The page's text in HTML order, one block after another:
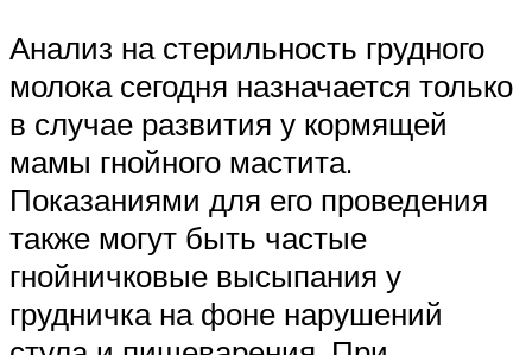
Анализ на стерильность грудного
молока сегодня назначается только
в случае развития у кормящей
мамы гнойного мастита.
Показаниями для его проведения
также могут быть частые
гнойничковые высыпания у
грудничка на фоне нарушений